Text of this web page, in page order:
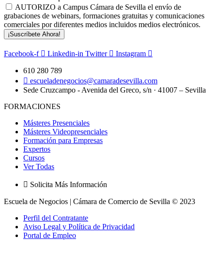
AUTORIZO a Campus Cámara de Sevilla el envío de
grabaciones de webinars, formaciones gratuitas y comunicaciones
comerciales por diferentes medios incluidos medios electrónicos.
¡Suscríbete Ahora!
Facebook-f Linkedin-in Twitter Instagram
610 280 789
escueladenegocios@camaradesevilla.com
Sede Cruzcampo - Avenida del Greco, s/n · 41007 – Sevilla
FORMACIONES
Másteres Presenciales
Másteres Videopresenciales
Formación para Empresas
Expertos
Cursos
Ver Todas
Solicita Más Información
Escuela de Negocios | Cámara de Comercio de Sevilla © 2023
Perfil del Contratante
Aviso Legal y Política de Privacidad
Portal de Empleo